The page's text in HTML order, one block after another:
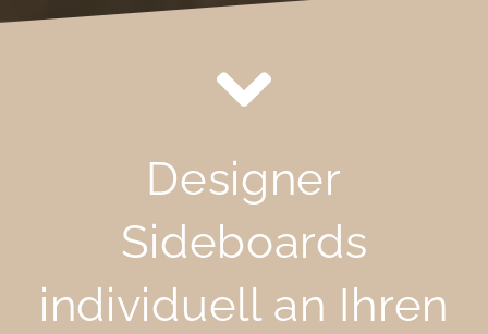
Designer
Sideboards
individuell an Ihren